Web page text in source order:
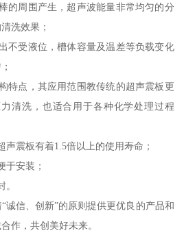
的周围产生，超声波能量非常均匀的分
洗效果；
不受液位，槽体容量及温差等负载变化
特点，其应用范围教传统的超声震板更
清洗，也适合用于各种化学处理过程
震板有着1.5倍以上的使用寿命；
于安装；
诚信、创新”的原则提供更优良的产品和
作，共创美好未来。